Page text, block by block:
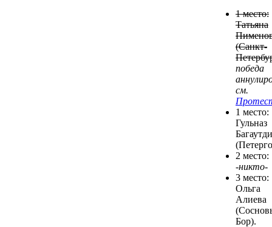
1 место:
Татьяна
(Санкт-
победа
см.
1 место:
Гульназ
2 место:
-никто-
3 место:
Ольга
Алиева
Бор).